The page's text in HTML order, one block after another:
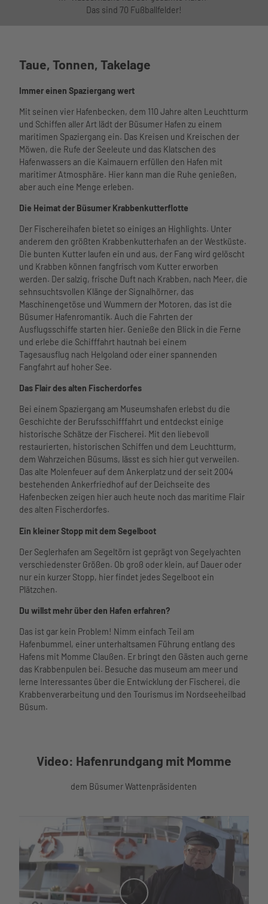
Das sind 70 Fußballfelder!
Taue, Tonnen, Takelage
Immer einen Spaziergang wert
Mit seinen vier Hafenbecken, dem 110 Jahre alten Leuchtturm
und Schiffen aller Art lädt der Büsumer Hafen zu einem
maritimen Spaziergang ein. Das Kreisen und Kreischen der
Möwen, die Rufe der Seeleute und das Klatschen des
Hafenwassers an die Kaimauern erfüllen den Hafen mit
maritimer Atmosphäre. Hier kann man die Ruhe genießen,
aber auch eine Menge erleben.
Die Heimat der Büsumer Krabbenkutterflotte
Der Fischereihafen bietet so einiges an Highlights. Unter
anderem den größten Krabbenkutterhafen an der Westküste.
Die bunten Kutter laufen ein und aus, der Fang wird gelöscht
und Krabben können fangfrisch vom Kutter erworben
werden. Der salzig, frische Duft nach Krabben, nach Meer, die
sehnsuchtsvollen Klänge der Signalhörner, das
Maschinengetöse und Wummern der Motoren, das ist die
Büsumer Hafenromantik. Auch die Fahrten der
Ausflugsschiffe starten hier. Genieße den Blick in die Ferne
und erlebe die Schifffahrt hautnah bei einem
Tagesausflug nach Helgoland oder einer spannenden
Fangfahrt auf hoher See.
Das Flair des alten Fischerdorfes
Bei einem Spaziergang am Museumshafen erlebst du die
Geschichte der Berufsschifffahrt und entdeckst einige
historische Schätze der Fischerei. Mit den liebevoll
restaurierten, historischen Schiffen und dem Leuchtturm,
dem Wahrzeichen Büsums, lässt es sich hier gut verweilen.
Das alte Molenfeuer auf dem Ankerplatz und der seit 2004
bestehenden Ankerfriedhof auf der Deichseite des
Hafenbecken zeigen hier auch heute noch das maritime Flair
des alten Fischerdorfes.
Ein kleiner Stopp mit dem Segelboot
Der Seglerhafen am Segeltörn ist geprägt von Segelyachten
verschiedenster Größen. Ob groß oder klein, auf Dauer oder
nur ein kurzer Stopp, hier findet jedes Segelboot ein
Plätzchen.
Du willst mehr über den Hafen erfahren?
Das ist gar kein Problem! Nimm einfach Teil am
Hafenbummel, einer unterhaltsamen Führung entlang des
Hafens mit Momme Claußen. Er bringt den Gästen auch gerne
das Krabbenpulen bei. Besuche das museum am meer und
lerne Interessantes über die Entwicklung der Fischerei, die
Krabbenverarbeitung und den Tourismus im Nordseeheilbad
Büsum.
Video: Hafenrundgang mit Momme
dem Büsumer Wattenpräsidenten
V